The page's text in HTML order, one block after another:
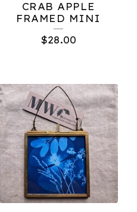
CRAB APPLE
FRAMED MINI
$28.00